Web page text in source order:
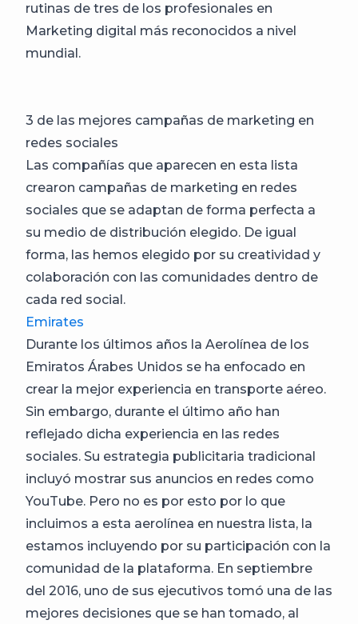
rutinas de tres de los profesionales en
Marketing digital más reconocidos a nivel
mundial.
3 de las mejores campañas de marketing en
redes sociales
Las compañías que aparecen en esta lista
crearon campañas de marketing en redes
sociales que se adaptan de forma perfecta a
su medio de distribución elegido. De igual
forma, las hemos elegido por su creatividad y
colaboración con las comunidades dentro de
cada red social.
Emirates
Durante los últimos años la Aerolínea de los
Emiratos Árabes Unidos se ha enfocado en
crear la mejor experiencia en transporte aéreo.
Sin embargo, durante el último año han
reflejado dicha experiencia en las redes
sociales. Su estrategia publicitaria tradicional
incluyó mostrar sus anuncios en redes como
YouTube. Pero no es por esto por lo que
incluimos a esta aerolínea en nuestra lista, la
estamos incluyendo por su participación con la
comunidad de la plataforma. En septiembre
del 2016, uno de sus ejecutivos tomó una de las
mejores decisiones que se han tomado, al